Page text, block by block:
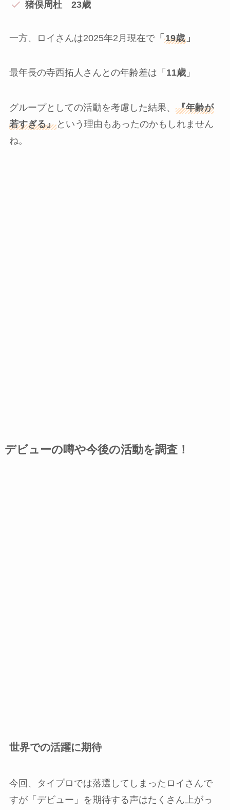
猪俣周杜 23歳
一方、ロイさんは2025年2月現在で「 19歳」
最年長の寺西拓人さんとの年齢差は「 11歳」
グループとしての活動を考慮した結果、 『年齢が
若すぎる』という理由もあったのかもしれません
ね。
デビューの噂や今後の活動を調査！
世界での活躍に期待
今回、タイプロでは落選してしまったロイさんで
すが「デビュー」を期待する声はたくさん上がっ